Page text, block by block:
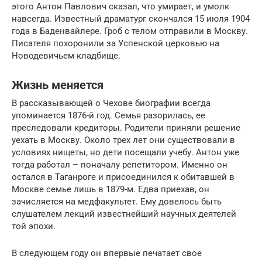
этого Антон Павлович сказал, что умирает, и умолк
навсегда. Известный драматург скончался 15 июля 1904
года в Баденвайлере. Гроб с телом отправили в Москву.
Писателя похоронили за Успенской церковью на
Новодевичьем кладбище.
Жизнь меняется
В рассказывающей о Чехове биографии всегда
упоминается 1876-й год. Семья разорилась, ее
преследовали кредиторы. Родители приняли решение
уехать в Москву. Около трех лет они существовали в
условиях нищеты, но дети посещали учебу. Антон уже
тогда работал – поначалу репетитором. Именно он
остался в Таганроге и присоединился к обитавшей в
Москве семье лишь в 1879-м. Едва приехав, он
зачисляется на медфакультет. Ему довелось быть
слушателем лекций известнейший научных деятелей
той эпохи.
В следующем году он впервые печатает свое